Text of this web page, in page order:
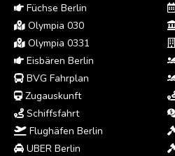
Füchse Berlin
Olympia 030
Olympia 0331
Eisbären Berlin
BVG Fahrplan
Zugauskunft
Schiffsfahrt
Flughäfen Berlin
UBER Berlin